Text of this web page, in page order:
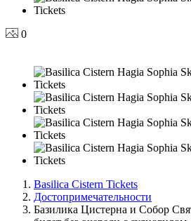
0
Basilica Cistern Tickets
Достопримечательности
Базилика Цистерна и Собор